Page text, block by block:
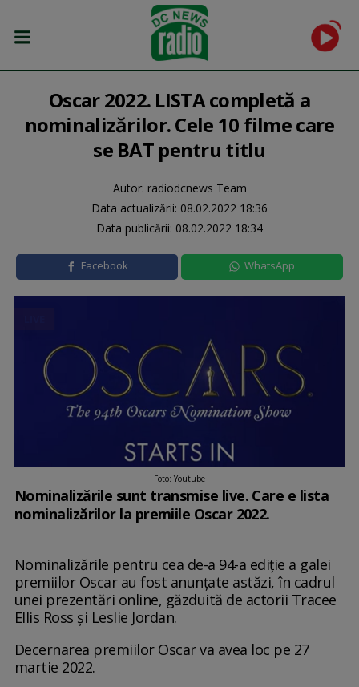
Oscar 2022. LISTA completă a
nominalizărilor. Cele 10 filme care
se BAT pentru titlu
Autor: radiodcnews Team
Data actualizării: 08.02.2022 18:36
Data publicării: 08.02.2022 18:34
Facebook WhatsApp
Foto: Youtube
Nominalizările sunt transmise live. Care e lista
nominalizărilor la premiile Oscar 2022.
Nominalizările pentru cea de-a 94-a ediţie a galei
premiilor Oscar au fost anunțate astăzi, în cadrul
unei prezentări online, găzduită de actorii Tracee
Ellis Ross şi Leslie Jordan.
Decernarea premiilor Oscar va avea loc pe 27
martie 2022.